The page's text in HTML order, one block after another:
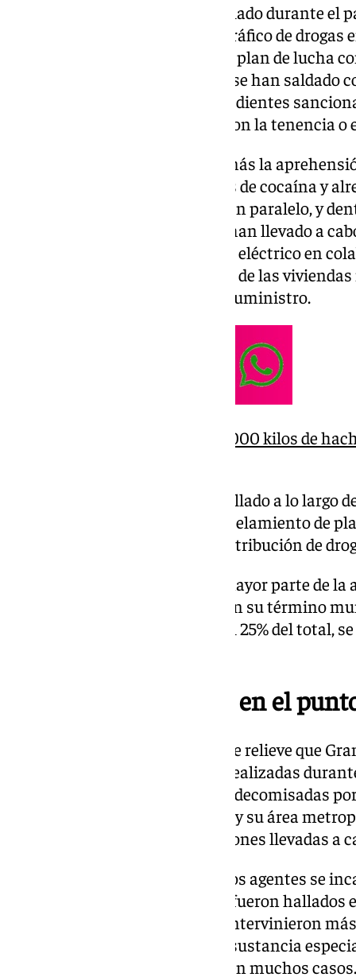
La Policía Nacional ha desarrollado durante el
de ocho operaciones contra el tráfico de drogas
Baza y Motril, en el marco de su plan de lucha
gran escala. Estas actuaciones se han saldado
la apertura de cerca de 560 expedientes
administrativas relacionadas con la tenencia
El balance policial incluye además la
marihuana, más de 300 gramos de cocaína y
drogas de diseño o de síntesis. En paralelo, y
complementarias, los agentes han llevado a
contra la defraudación de fluido eléctrico en
ENDESA, detectando que el 75% de las
conexiones ilegales a la red de suministro.
Interceptan en Granada 8.000 kilos de
Las operaciones se han desarrollado a lo largo
como objetivo tanto el desmantelamiento de
control de puntos de venta y distribución de
Granada capital concentró la mayor parte de
las operaciones desarrolladas en su término
actuaciones, que representan el 25% del total,
La capital granadina, en el
El balance de resultados pone de relieve que
el grueso de las incautaciones realizadas
de 7.700 plantas de marihuana decomisadas
fueron localizadas en la capital y su área
restante corresponde a actuaciones llevadas a
En cuanto a otras sustancias, los agentes se
de cocaína, de los cuales el 77% fueron hallados
localidad de Baza. También se intervinieron
diseño o de síntesis, un tipo de sustancia
pureza y efectos desconocidos en muchos